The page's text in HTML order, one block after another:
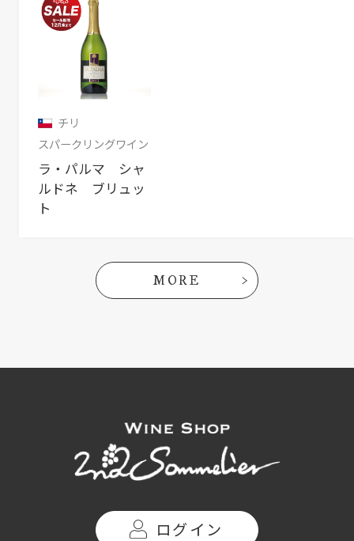
チリ
スパークリングワイン
ラ・パルマ シャ
ルドネ ブリュッ
ト
MORE
ログイン